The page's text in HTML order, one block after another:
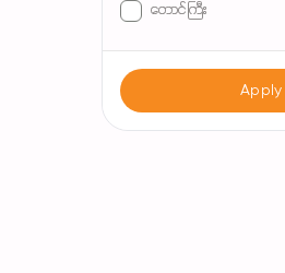
တောင်ကြီး
မြစ်ကြီးနား
Apply